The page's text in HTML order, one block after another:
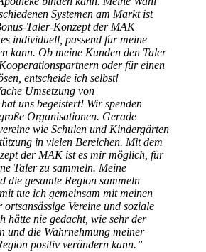
Systemen am Markt ist
Taler-Konzept der MAK
individuell, passend für meine
kann. Ob meine Kunden den Taler
oder für einen
entscheide ich selbst!
Umsetzung von
uns begeistert! Wir spenden
Organisationen. Gerade
wie Schulen und Kindergärten
in vielen Bereichen. Mit dem
der MAK ist es mir möglich, für
Taler zu sammeln. Meine
die gesamte Region sammeln
tue ich gemeinsam mit meinen
Vereine und soziale
hätte nie gedacht, wie sehr der
und die Wahrnehmung meiner
positiv verändern kann.”